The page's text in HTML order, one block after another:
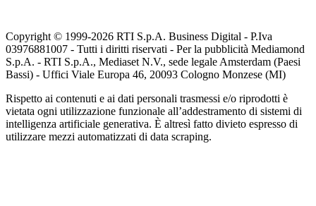
Copyright © 1999-2026 RTI S.p.A. Business Digital - P.Iva
03976881007 - Tutti i diritti riservati - Per la pubblicità Mediamond
S.p.A. - RTI S.p.A., Mediaset N.V., sede legale Amsterdam (Paesi
Bassi) - Uffici Viale Europa 46, 20093 Cologno Monzese (MI)
Rispetto ai contenuti e ai dati personali trasmessi e/o riprodotti è
vietata ogni utilizzazione funzionale all’addestramento di sistemi di
intelligenza artificiale generativa. È altresì fatto divieto espresso di
utilizzare mezzi automatizzati di data scraping.